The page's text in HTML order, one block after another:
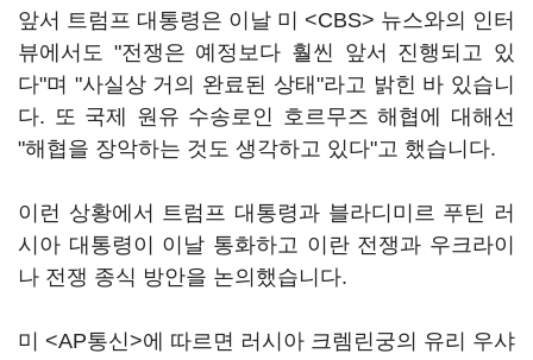
앞서 트럼프 대통령은 이날 미 <CBS> 뉴스와의 인터
뷰에서도 "전쟁은 예정보다 훨씬 앞서 진행되고 있
다"며 "사실상 거의 완료된 상태"라고 밝힌 바 있습니
다. 또 국제 원유 수송로인 호르무즈 해협에 대해선
"해협을 장악하는 것도 생각하고 있다"고 했습니다.
이런 상황에서 트럼프 대통령과 블라디미르 푸틴 러
시아 대통령이 이날 통화하고 이란 전쟁과 우크라이
나 전쟁 종식 방안을 논의했습니다.
미 <AP통신>에 따르면 러시아 크렘린궁의 유리 우샤